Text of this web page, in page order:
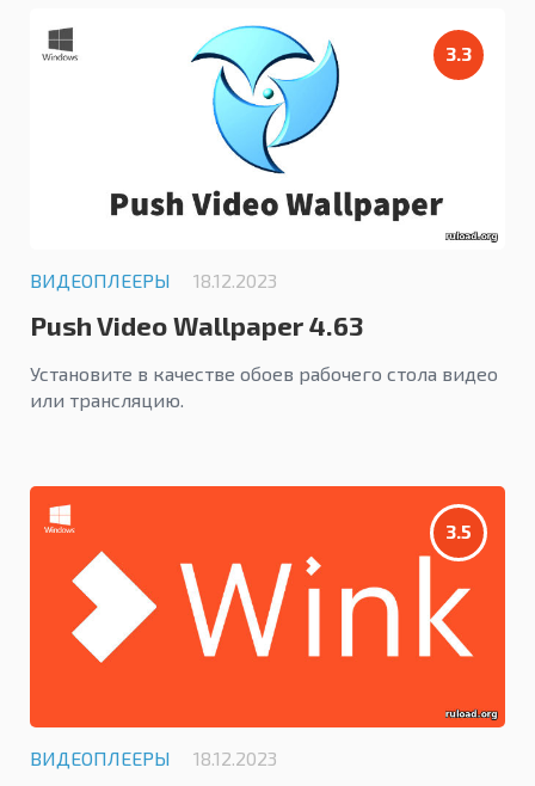
3.3
ВИДЕОПЛЕЕРЫ 18.12.2023
Push Video Wallpaper 4.63
Установите в качестве обоев рабочего стола видео
или трансляцию.
3.5
ВИДЕОПЛЕЕРЫ 18.12.2023